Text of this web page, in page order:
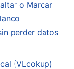
o Marcar
perder datos
(VLookup)